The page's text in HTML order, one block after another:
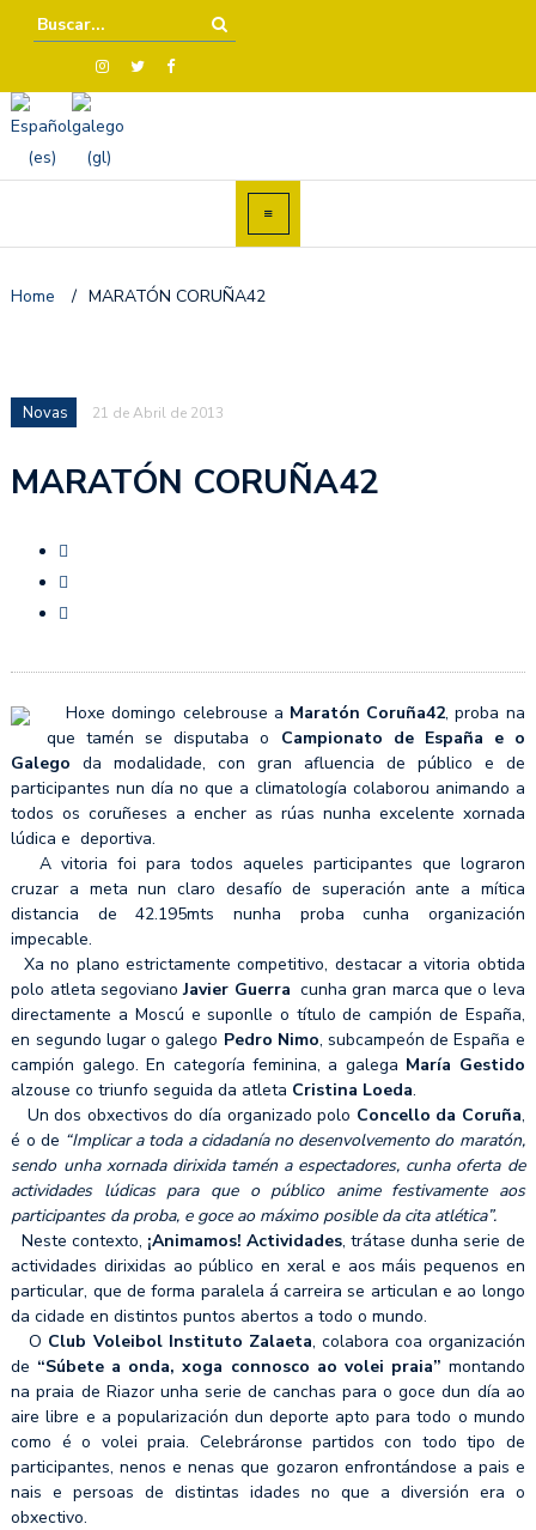
Home / MARATÓN CORUÑA42
Novas 21 de Abril de 2013
MARATÓN CORUÑA42
Hoxe domingo celebrouse a Maratón Coruña42, proba na
que tamén se disputaba o Campionato de España e o
Galego da modalidade, con gran afluencia de público e de
participantes nun día no que a climatología colaborou animando a
todos os coruñeses a encher as rúas nunha excelente xornada
lúdica e deportiva.
A vitoria foi para todos aqueles participantes que lograron
cruzar a meta nun claro desafío de superación ante a mítica
distancia de 42.195mts nunha proba cunha organización
impecable.
Xa no plano estrictamente competitivo, destacar a vitoria obtida
polo atleta segovianoJavier Guerra cunha gran marca que o leva
directamente a Moscú e suponlle o título de campión de España,
en segundo lugar o galego Pedro Nimo, subcampeón de España e
campión galego. En categoría feminina, a galega María Gestido
alzouse co triunfo seguida da atleta Cristina Loeda.
Un dos obxectivos do día organizado polo Concello da Coruña,
é o de “Implicar a toda a cidadanía no desenvolvemento do maratón,
sendo unha xornada dirixida tamén a espectadores, cunha oferta de
actividades lúdicas para que o público anime festivamente aos
participantes da proba, e goce ao máximo posible da cita atlética”.
Neste contexto, ¡Animamos! Actividades, trátase dunha serie de
actividades dirixidas ao público en xeral e aos máis pequenos en
particular, que de forma paralela á carreira se articulan e ao longo
da cidade en distintos puntos abertos a todo o mundo.
O Club Voleibol Instituto Zalaeta, colabora coa organización
de “Súbete a onda, xoga connosco ao volei praia” montando
na praia de Riazor unha serie de canchas para o goce dun día ao
aire libre e a popularización dun deporte apto para todo o mundo
como é o volei praia. Celebráronse partidos con todo tipo de
participantes, nenos e nenas que gozaron enfrontándose a pais e
nais e persoas de distintas idades no que a diversión era o
obxectivo.